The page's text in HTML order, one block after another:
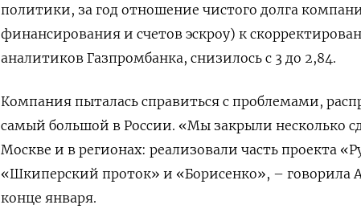
политики, за год отношение чистого долга
финансирования и счетов эскроу) к
аналитиков Газпромбанка, снизилось с 3 до 2,84.
Компания пыталась справиться с проблемами,
самый большой в России. «Мы закрыли несколько
Москве и в регионах: реализовали часть проекта
«Шкиперский проток» и «Борисенко», – говорила
конце января.